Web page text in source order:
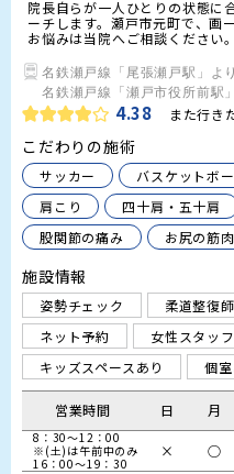
院長自らが一人ひとりの状態に
ーチします。瀬戸市元町で、画
お悩みは当院へご相談ください。
名鉄瀬戸線「尾張瀬戸駅」よ
名鉄瀬戸線「瀬戸市役所前駅
4.38 また行き
こだわりの施術
サッカー バスケットボ
肩こり
四十肩・五十肩
股関節の痛み
お尻の筋
施設情報
姿勢チェック 柔道整復師
ネット予約
女性スタッフ
キッズスペースあり
個
営業時間 日 月
8：30～12：00
※(土)は午前中のみ
16：00～19：30
× ○